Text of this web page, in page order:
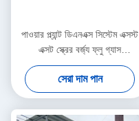
পাওয়ার প্ল্যান্ট ডিএনএক্স সিস্টেম এক্সস্ট
এক্সট স্ক্রের বর্জ্য ফ্লু গ্যাস
ডেসালফারাইজেশন বিশেষ কমানো
সেরা দাম পান